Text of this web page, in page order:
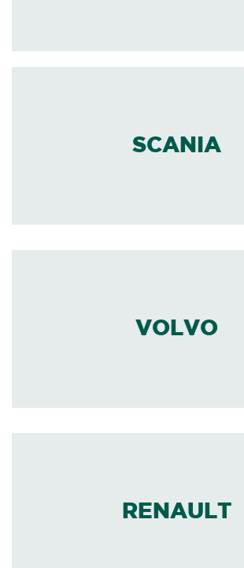
SCANIA
VOLVO
RENAULT